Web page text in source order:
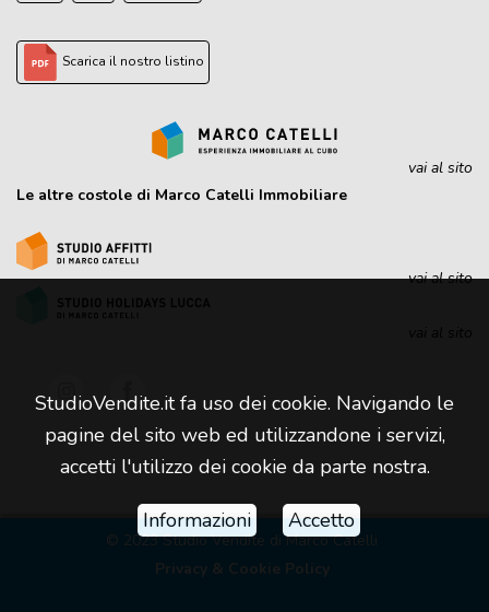
Scarica il nostro listino
vai al sito
Le altre costole di Marco Catelli Immobiliare
vai al sito
© 2023 Studio Vendite di Marco Catelli
Privacy & Cookie Policy
StudioVendite.it fa uso dei cookie. Navigando le
pagine del sito web ed utilizzandone i servizi,
accetti l'utilizzo dei cookie da parte nostra.
Informazioni Accetto